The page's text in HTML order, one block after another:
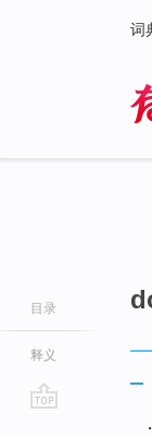
词
目录
释义